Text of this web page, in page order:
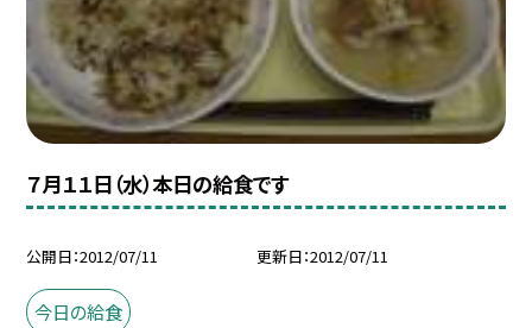
７月１１日（水）本日の給食です
公開日 2012/07/11 更新日 2012/07/11
今日の給食